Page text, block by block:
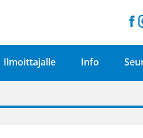
Ilmoittajalle Info
painojäljen
kuin kaupungissa"